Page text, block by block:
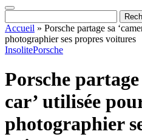
Accueil » Porsche partage sa
photographier ses propres voitures
InsolitePorsche
Porsche partage
car’ utilisée
photographier